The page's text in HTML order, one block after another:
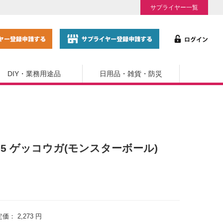
サプライヤー一覧
DIY・業務用途品 日用品・雑貨・防災
ゲッコウガ(モンスターボール)
価： 2,273 円